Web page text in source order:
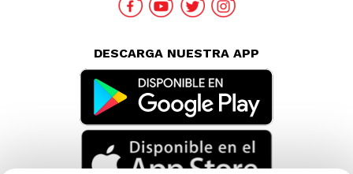
DESCARGA NUESTRA APP